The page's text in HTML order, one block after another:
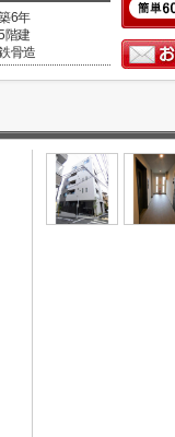
6年
階建
骨造